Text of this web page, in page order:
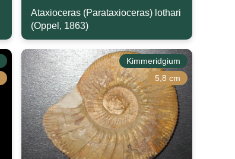
Ataxioceras (Parataxioceras) lothari
(Oppel, 1863)
Kimmeridgium
5,8 cm